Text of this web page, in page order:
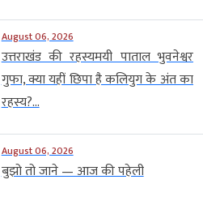
August 06, 2026
उत्तराखंड की रहस्यमयी पाताल भुवनेश्वर
गुफा, क्या यहीं छिपा है कलियुग के अंत का
रहस्य?...
August 06, 2026
बुझो तो जाने — आज की पहेली